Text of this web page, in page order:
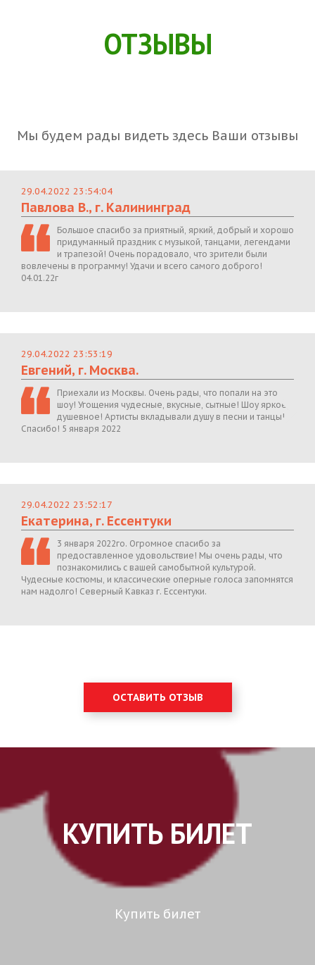
ОТЗЫВЫ
Мы будем рады видеть здесь Ваши отзывы
29.04.2022 23:54:04
Павлова В., г. Калининград
Большое спасибо за приятный, яркий, добрый и хорошо
придуманный праздник с музыкой, танцами, легендами
и трапезой! Очень порадовало, что зрители были
вовлечены в программу! Удачи и всего самого доброго!
04.01.22г
29.04.2022 23:53:19
Евгений, г. Москва.
Приехали из Москвы. Очень рады, что попали на это
шоу! Угощения чудесные, вкусные, сытные! Шоу яркое,
душевное! Артисты вкладывали душу в песни и танцы!
Спасибо! 5 января 2022
29.04.2022 23:52:17
Екатерина, г. Ессентуки
3 января 2022го. Огромное спасибо за
предоставленное удовольствие! Мы очень рады, что
познакомились с вашей самобытной культурой.
Чудесные костюмы, и классические оперные голоса запомнятся
нам надолго! Северный Кавказ г. Ессентуки.
ОСТАВИТЬ ОТЗЫВ
КУПИТЬ БИЛЕТ
Купить билет